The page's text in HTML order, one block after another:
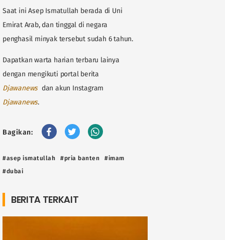
Saat ini Asep Ismatullah berada di Uni
Emirat Arab, dan tinggal di negara
penghasil minyak tersebut sudah 6 tahun.
Dapatkan warta harian terbaru lainya
dengan mengikuti portal berita
Djawanewsdan akun Instagram
Djawanews.
Bagikan:
#asep ismatullah #pria banten
#imam
#dubai
BERITA TERKAIT